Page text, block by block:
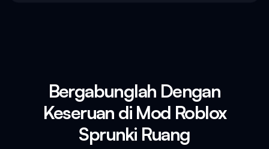
Bergabunglah Dengan
Keseruan di Mod Roblox
Sprunki Ruang